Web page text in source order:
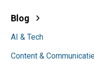
Blog
AI & Tech
Content &